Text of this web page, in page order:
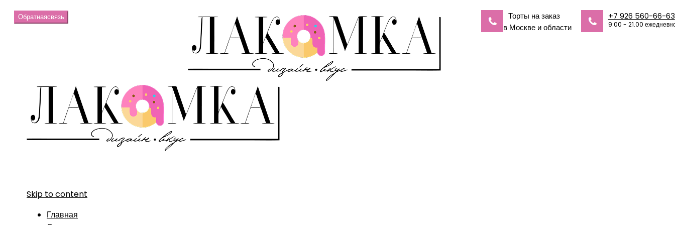
Обратнаясвязь +7 926 560-66-63
9:00 - 21.00
Торты на заказ
в Москве и области
Skip to content
Главная